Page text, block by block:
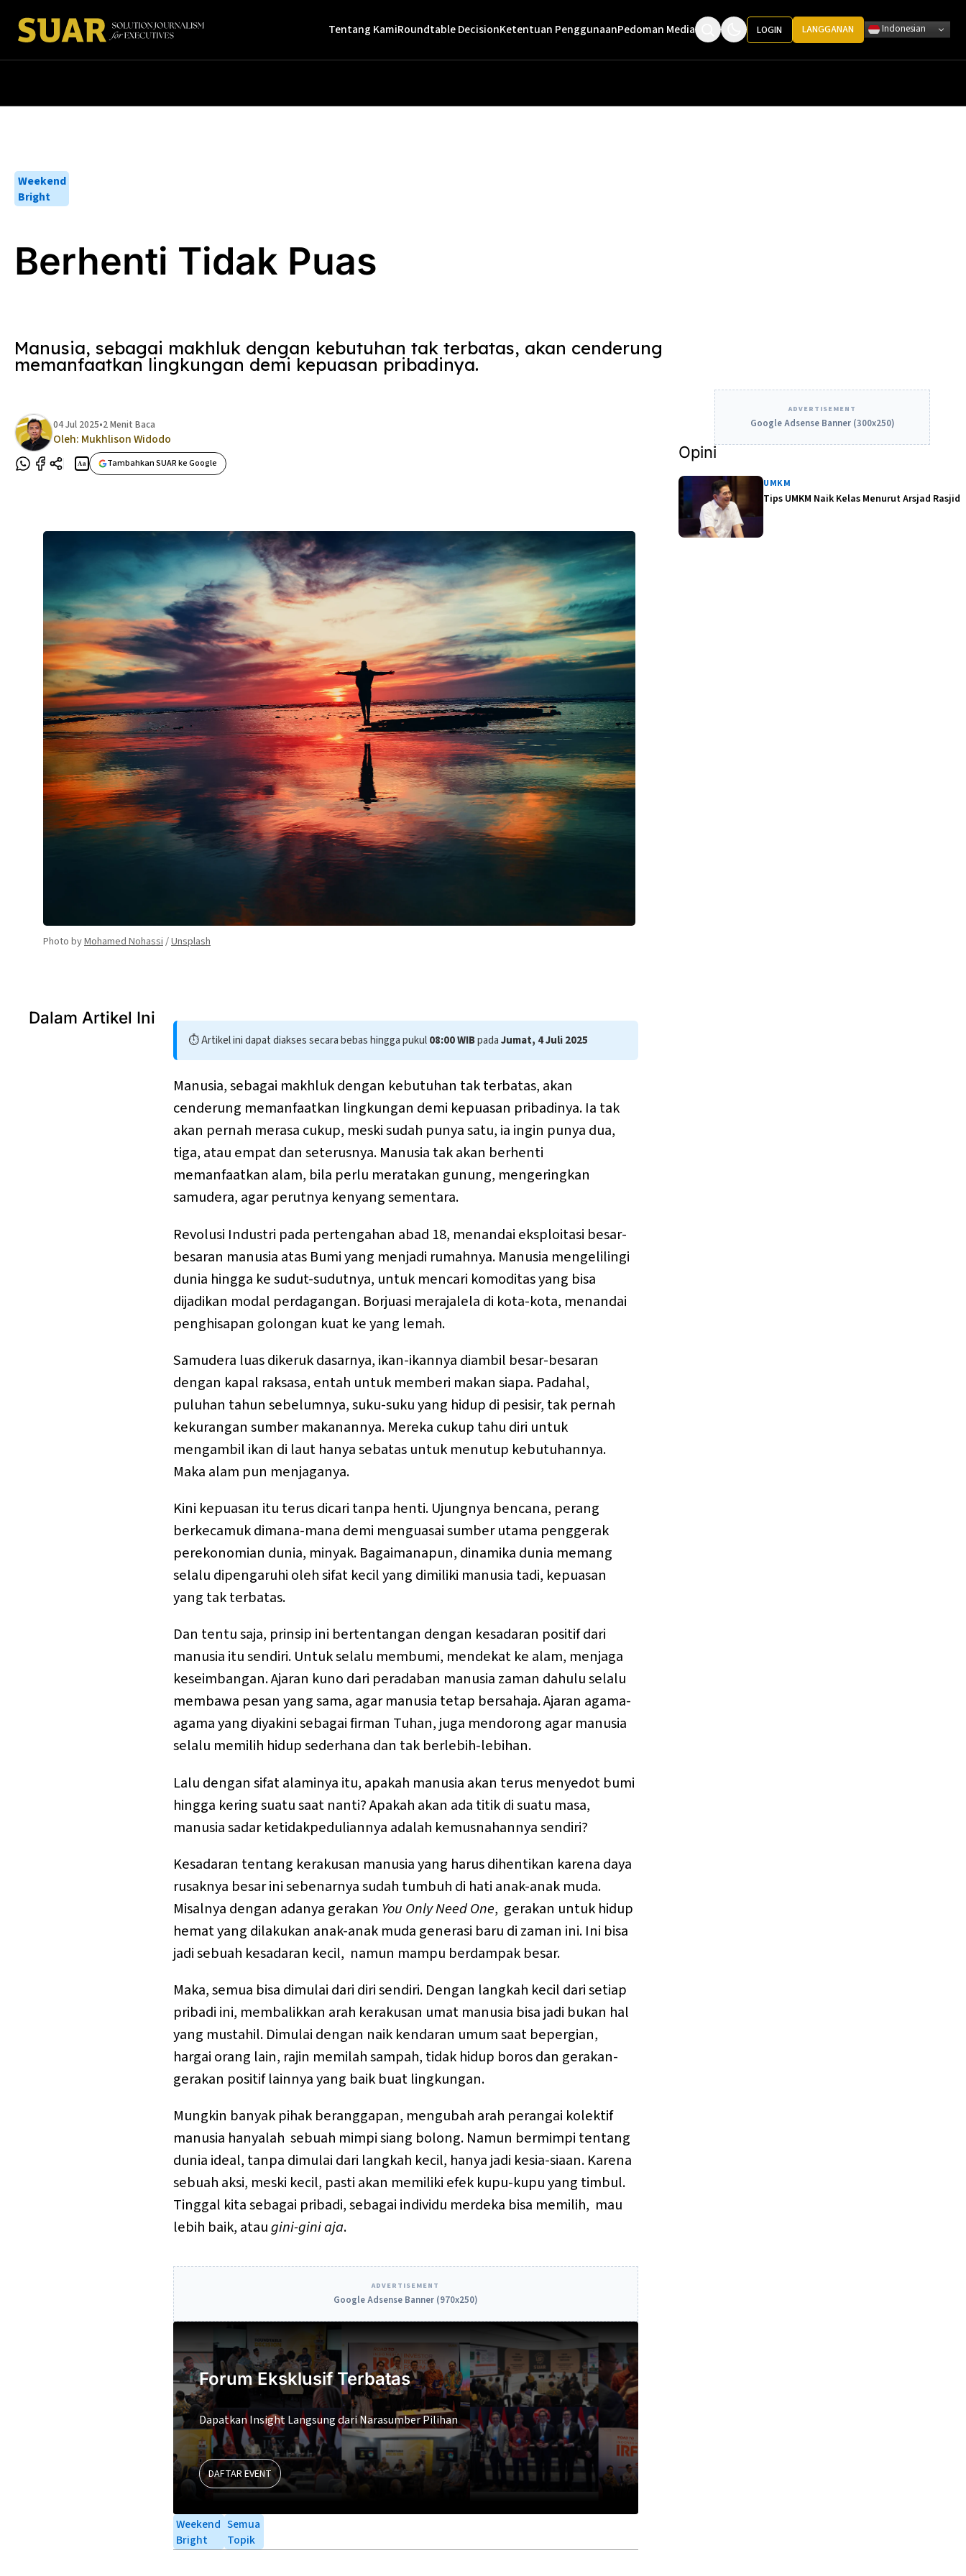
Tentang KamiRoundtable DecisionKetentuan PenggunaanPedoman Media LOGIN LANGGANAN Indonesian
Weekend
Bright
Berhenti Tidak Puas
Manusia, sebagai makhluk dengan kebutuhan tak terbatas, akan cenderung
memanfaatkan lingkungan demi kepuasan pribadinya.
04 Jul 2025•2 Menit Baca
Oleh: Mukhlison Widodo
Aa Tambahkan SUAR ke Google
Photo by Mohamed Nohassi / Unsplash
Dalam Artikel Ini
⏱️ Artikel ini dapat diakses secara bebas hingga pukul08:00 WIBpadaJumat, 4 Juli 2025
Manusia, sebagai makhluk dengan kebutuhan tak terbatas, akan
cenderung memanfaatkan lingkungan demi kepuasan pribadinya. Ia tak
akan pernah merasa cukup, meski sudah punya satu, ia ingin punya dua,
tiga, atau empat dan seterusnya. Manusia tak akan berhenti
memanfaatkan alam, bila perlu meratakan gunung, mengeringkan
samudera, agar perutnya kenyang sementara.
Revolusi Industri pada pertengahan abad 18, menandai eksploitasi besar-
besaran manusia atas Bumi yang menjadi rumahnya. Manusia mengelilingi
dunia hingga ke sudut-sudutnya, untuk mencari komoditas yang bisa
dijadikan modal perdagangan. Borjuasi merajalela di kota-kota, menandai
penghisapan golongan kuat ke yang lemah.
Samudera luas dikeruk dasarnya, ikan-ikannya diambil besar-besaran
dengan kapal raksasa, entah untuk memberi makan siapa. Padahal,
puluhan tahun sebelumnya, suku-suku yang hidup di pesisir, tak pernah
kekurangan sumber makanannya. Mereka cukup tahu diri untuk
mengambil ikan di laut hanya sebatas untuk menutup kebutuhannya.
Maka alam pun menjaganya.
Kini kepuasan itu terus dicari tanpa henti. Ujungnya bencana, perang
berkecamuk dimana-mana demi menguasai sumber utama penggerak
perekonomian dunia, minyak. Bagaimanapun, dinamika dunia memang
selalu dipengaruhi oleh sifat kecil yang dimiliki manusia tadi, kepuasan
yang tak terbatas.
Dan tentu saja, prinsip ini bertentangan dengan kesadaran positif dari
manusia itu sendiri. Untuk selalu membumi, mendekat ke alam, menjaga
keseimbangan. Ajaran kuno dari peradaban manusia zaman dahulu selalu
membawa pesan yang sama, agar manusia tetap bersahaja. Ajaran agama-
agama yang diyakini sebagai firman Tuhan, juga mendorong agar manusia
selalu memilih hidup sederhana dan tak berlebih-lebihan.
Lalu dengan sifat alaminya itu, apakah manusia akan terus menyedot bumi
hingga kering suatu saat nanti? Apakah akan ada titik di suatu masa,
manusia sadar ketidakpeduliannya adalah kemusnahannya sendiri?
Kesadaran tentang kerakusan manusia yang harus dihentikan karena daya
rusaknya besar ini sebenarnya sudah tumbuh di hati anak-anak muda.
Misalnya dengan adanya gerakan You Only Need One, gerakan untuk hidup
hemat yang dilakukan anak-anak muda generasi baru di zaman ini. Ini bisa
jadi sebuah kesadaran kecil, namun mampu berdampak besar.
Maka, semua bisa dimulai dari diri sendiri. Dengan langkah kecil dari setiap
pribadi ini, membalikkan arah kerakusan umat manusia bisa jadi bukan hal
yang mustahil. Dimulai dengan naik kendaran umum saat bepergian,
hargai orang lain, rajin memilah sampah, tidak hidup boros dan gerakan-
gerakan positif lainnya yang baik buat lingkungan.
Mungkin banyak pihak beranggapan, mengubah arah perangai kolektif
manusia hanyalah sebuah mimpi siang bolong. Namun bermimpi tentang
dunia ideal, tanpa dimulai dari langkah kecil, hanya jadi kesia-siaan. Karena
sebuah aksi, meski kecil, pasti akan memiliki efek kupu-kupu yang timbul.
Tinggal kita sebagai pribadi, sebagai individu merdeka bisa memilih, mau
lebih baik, ataugini-gini aja.
ADVERTISEMENT
Google Adsense Banner (970x250)
Forum Eksklusif Terbatas
Dapatkan Insight Langsung dari Narasumber Pilihan
DAFTAR EVENT
Weekend
Bright
Semua
Topik
ADVERTISEMENT
Google Adsense Banner (300x250)
Opini
UMKM
Tips UMKM Naik Kelas Menurut Arsjad Rasjid